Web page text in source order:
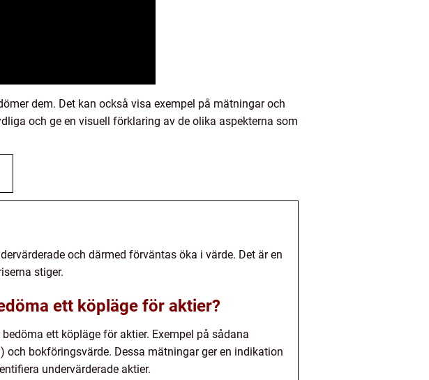
dem. Det kan också visa exempel på mätningar och
och ge en visuell förklaring av de olika aspekterna som
och därmed förväntas öka i värde. Det är en
stiger.
ett köpläge för aktier?
ett köpläge för aktier. Exempel på sådana
och bokföringsvärde. Dessa mätningar ger en indikation
undervärderade aktier.